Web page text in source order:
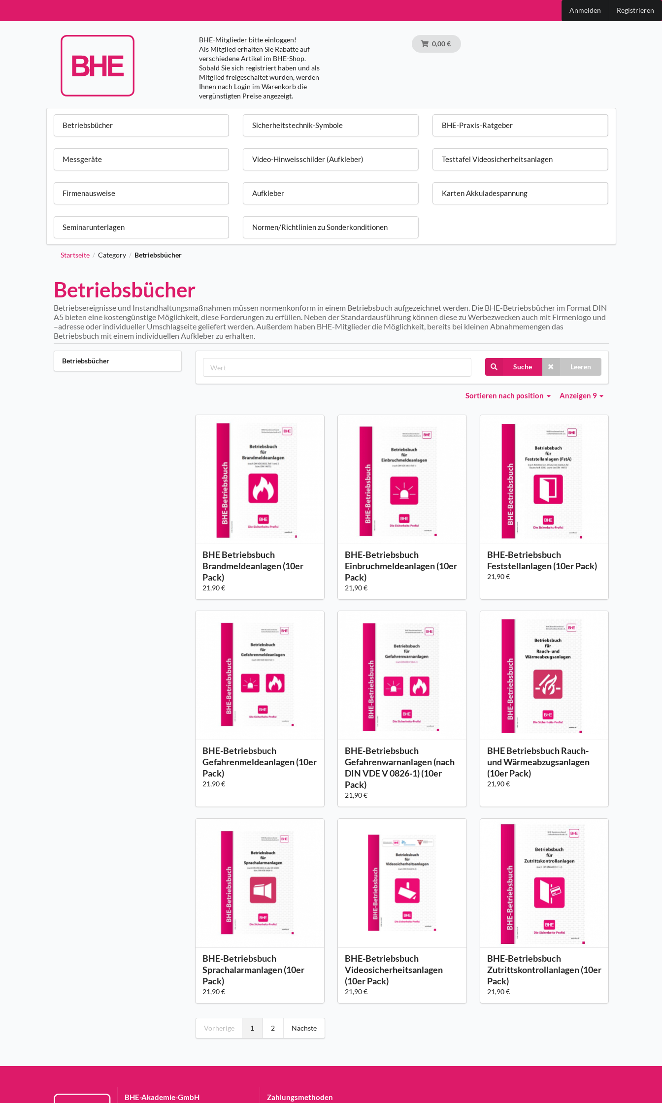
Anmelden Registrieren
BHE-Mitglieder bitte einloggen!
Als Mitglied erhalten Sie Rabatte auf
verschiedene Artikel im BHE-Shop.
Sobald Sie sich registriert haben und als
Mitglied freigeschaltet wurden, werden
Ihnen nach Login im Warenkorb die
vergünstigten Preise angezeigt.
0,00 €
Betriebsbücher Sicherheitstechnik-Symbole BHE-Praxis-Ratgeber
Messgeräte Video-Hinweisschilder (Aufkleber) Testtafel Videosicherheitsanlagen
Firmenausweise Aufkleber Karten Akkuladespannung
Seminarunterlagen Normen/Richtlinien zu Sonderkonditionen
Startseite / Category / Betriebsbücher
Betriebsbücher
Betriebsereignisse und Instandhaltungsmaßnahmen müssen normenkonform in einem Betriebsbuch aufgezeichnet werden. Die BHE-Betriebsbücher im Format DIN
A5 bieten eine kostengünstige Möglichkeit, diese Forderungen zu erfüllen. Neben der Standardausführung können diese zu Werbezwecken auch mit Firmenlogo und
–adresse oder individueller Umschlagseite geliefert werden. Außerdem haben BHE-Mitglieder die Möglichkeit, bereits bei kleinen Abnahmemengen das
Betriebsbuch mit einem individuellen Aufkleber zu erhalten.
Betriebsbücher
Suche Leeren
Anzeigen 9
Sortieren nach position
BHE Betriebsbuch
Brandmeldeanlagen (10er
Pack)
21,90 €
BHE-Betriebsbuch
Einbruchmeldeanlagen (10er
Pack)
21,90 €
BHE-Betriebsbuch
Feststellanlagen (10er Pack)
21,90 €
BHE-Betriebsbuch
Gefahrenmeldeanlagen (10er
Pack)
21,90 €
BHE-Betriebsbuch
Gefahrenwarnanlagen (nach
DIN VDE V 0826-1) (10er
Pack)
21,90 €
BHE Betriebsbuch Rauch-
und Wärmeabzugsanlagen
(10er Pack)
21,90 €
BHE-Betriebsbuch
Sprachalarmanlagen (10er
Pack)
21,90 €
BHE-Betriebsbuch
Videosicherheitsanlagen
(10er Pack)
21,90 €
BHE-Betriebsbuch
Zutrittskontrollanlagen (10er
Pack)
21,90 €
Vorherige 1 2 Nächste
BHE-Akademie-GmbH Zahlungsmethoden